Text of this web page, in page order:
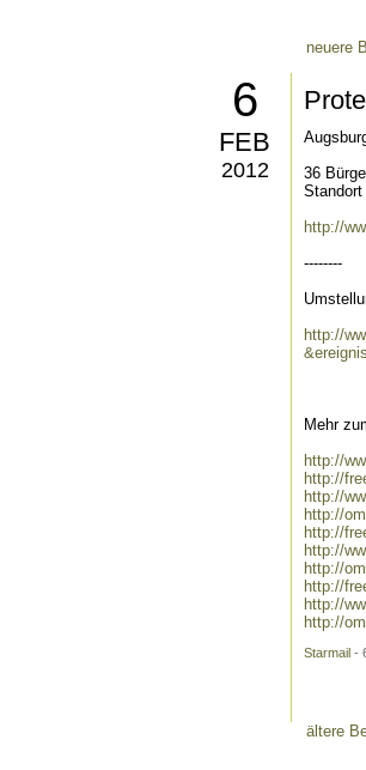
neuere
6
FEB
2012
36
http://
--------
http://
Mehr
http://
http://
http://
http://
http://
http://
http://
http://
http://
http://
Starmail -
ältere